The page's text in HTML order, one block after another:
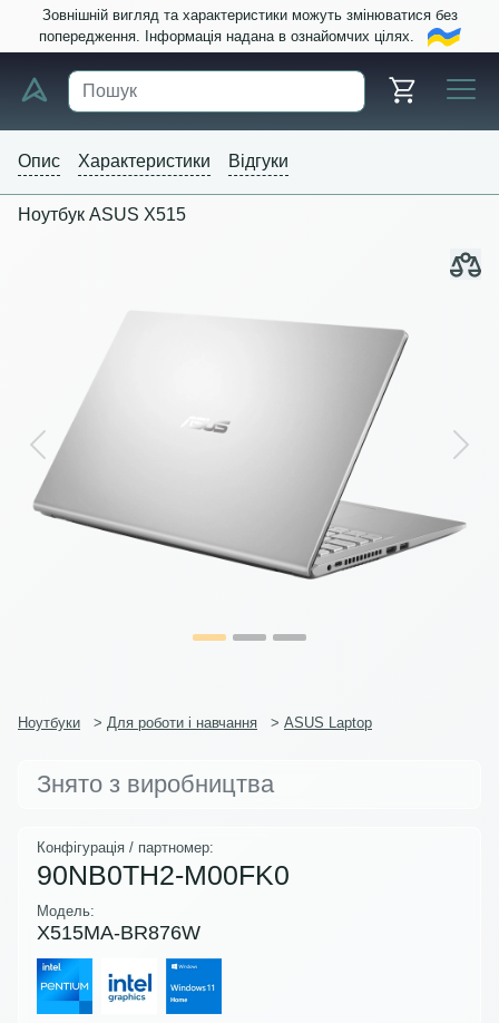
Зовнішній вигляд та характеристики можуть змінюватися без
попередження. Інформація надана в ознайомчих цілях.
Опис Характеристики Відгуки
Ноутбук ASUS X515
Previous Next
Ноутбуки > Для роботи і навчання > ASUS Laptop
Знято з виробництва
Конфігурація / партномер:
90NB0TH2-M00FK0
Модель:
X515MA-BR876W